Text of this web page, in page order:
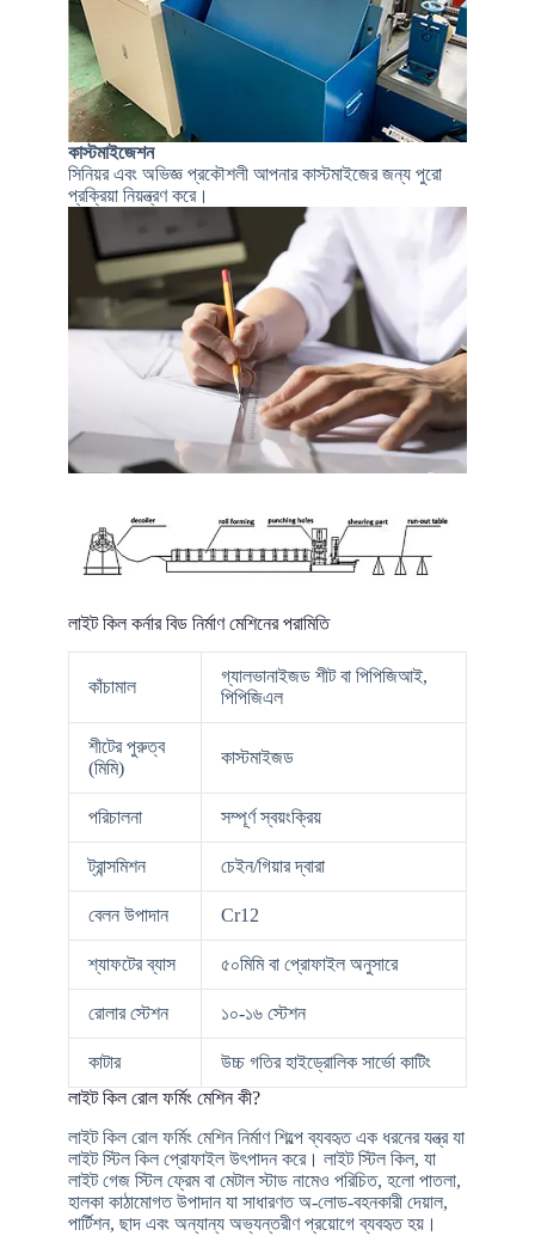
কাস্টমাইজেশন
সিনিয়র এবং অভিজ্ঞ প্রকৌশলী আপনার কাস্টমাইজের জন্য পুরো
প্রক্রিয়া নিয়ন্ত্রণ করে।
লাইট কিল কর্নার বিড নির্মাণ মেশিনের পরামিতি
কাঁচামাল
গ্যালভানাইজড শীট বা পিপিজিআই,
পিপিজিএল
শীটের পুরুত্ব
(মিমি)
কাস্টমাইজড
পরিচালনা সম্পূর্ণ স্বয়ংক্রিয়
ট্রান্সমিশন চেইন/গিয়ার দ্বারা
বেলন উপাদান Cr12
শ্যাফটের ব্যাস ৫০মিমি বা প্রোফাইল অনুসারে
রোলার স্টেশন ১০-১৬ স্টেশন
কাটার
উচ্চ গতির হাইড্রোলিক সার্ভো কাটিং
লাইট কিল রোল ফর্মিং মেশিন কী?
লাইট কিল রোল ফর্মিং মেশিন নির্মাণ শিল্পে ব্যবহৃত এক ধরনের যন্ত্র যা
লাইট স্টিল কিল প্রোফাইল উৎপাদন করে। লাইট স্টিল কিল, যা
লাইট গেজ স্টিল ফ্রেম বা মেটাল স্টাড নামেও পরিচিত, হলো পাতলা,
হালকা কাঠামোগত উপাদান যা সাধারণত অ-লোড-বহনকারী দেয়াল,
পার্টিশন, ছাদ এবং অন্যান্য অভ্যন্তরীণ প্রয়োগে ব্যবহৃত হয়।